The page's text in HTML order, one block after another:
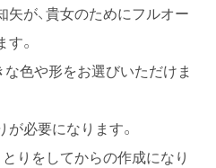
が、貴女のためにフルオー
。
色や形をお選びいただけま
必要になります。
りをしてからの作成になり